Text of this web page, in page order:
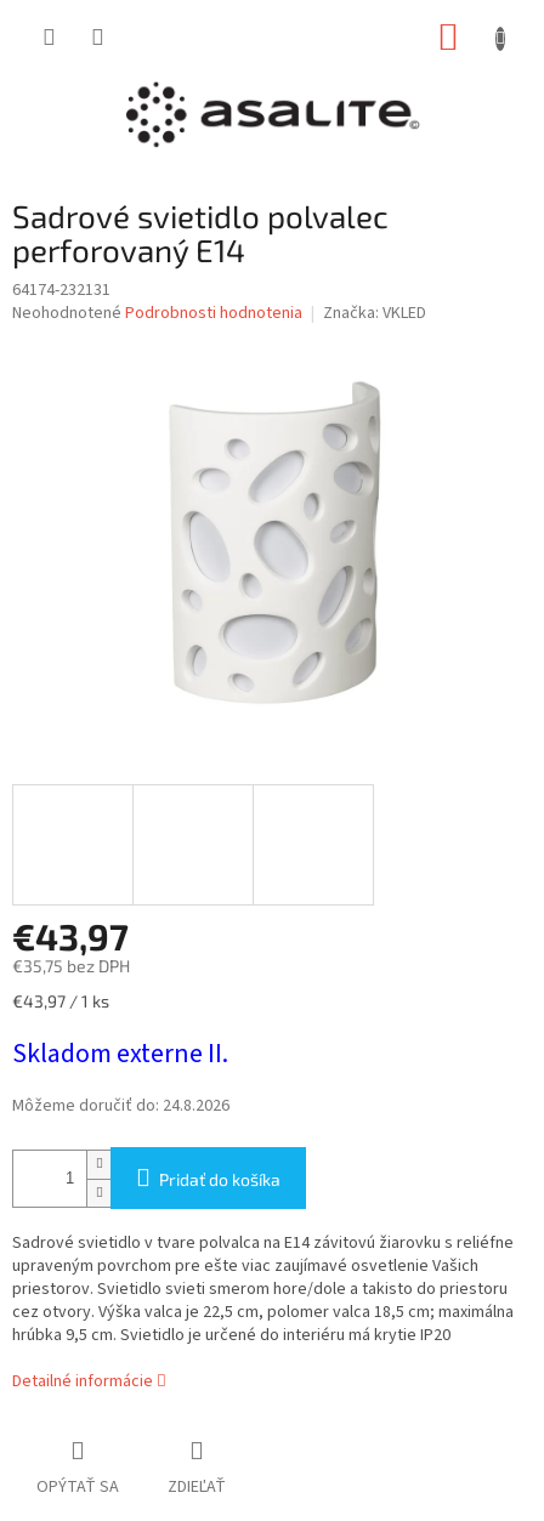
Sadrové svietidlo polvalec
perforovaný E14
64174-232131
Priemerné
Neohodnotené Podrobnosti hodnotenia Značka: VKLED
€43,97
€35,75 bez DPH
Jednotková
€43,97 / 1 ks
Skladom externe II.
Môžeme doručiť do: 24.8.2026
Pridať do košíka
Sadrové svietidlo v tvare polvalca na E14 závitovú žiarovku s reliéfne
upraveným povrchom pre ešte viac zaujímavé osvetlenie Vašich
priestorov. Svietidlo svieti smerom hore/dole a takisto do priestoru
cez otvory. Výška valca je 22,5 cm, polomer valca 18,5 cm; maximálna
hrúbka 9,5 cm. Svietidlo je určené do interiéru má krytie IP20
Detailné informácie
OPÝTAŤ SA ZDIEĽAŤ